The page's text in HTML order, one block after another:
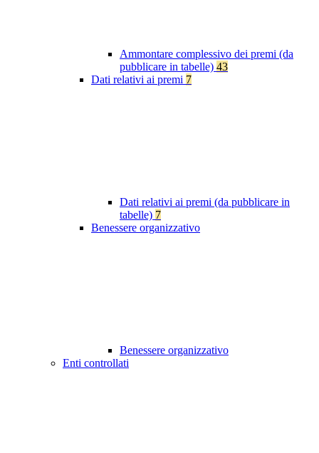
Ammontare complessivo dei premi (da
pubblicare in tabelle) 43
Dati relativi ai premi 7
Dati relativi ai premi (da pubblicare in
tabelle) 7
Benessere organizzativo
Benessere organizzativo
Enti controllati